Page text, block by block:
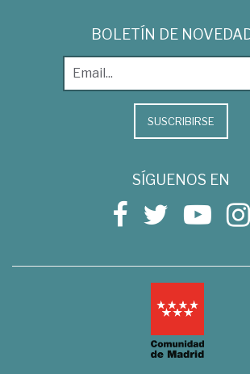
BOLETÍN DE
SUSCRIBIRSE
SÍGUENOS EN